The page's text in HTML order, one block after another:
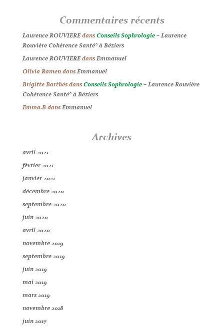
Commentaires récents
Laurence ROUVIEREdans Conseils Sophrologie– Laurence
Rouvière Cohérence Santé® à Béziers
Laurence ROUVIEREdans Emmanuel
Olivia Ramendans Emmanuel
Brigitte Barthésdans Conseils Sophrologie– Laurence Rouvière
Cohérence Santé® à Béziers
Emma.Bdans Emmanuel
Archives
avril 2021
février 2021
janvier 2021
décembre 2020
septembre 2020
juin 2020
avril 2020
novembre 2019
septembre 2019
juin 2019
mai 2019
mars 2019
novembre 2018
juin 2017